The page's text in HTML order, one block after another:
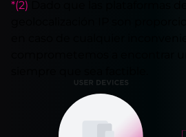
*(2)
Dado que las plataformas
geolocalización IP son
comprometemos a encontrar